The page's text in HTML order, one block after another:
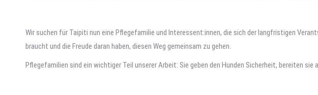
Wir suchen für Taipiti nun eine Pflegefamilie und Interessent:innen, die sich der langfristigen
braucht und die Freude daran haben, diesen Weg gemeinsam zu gehen.
Pflegefamilien sind ein wichtiger Teil unserer Arbeit: Sie geben den Hunden Sicherheit, bereiten